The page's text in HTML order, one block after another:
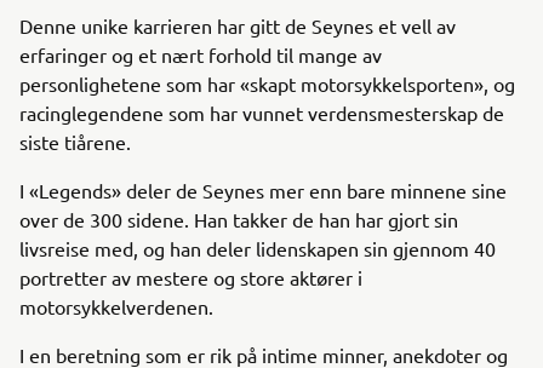
Denne unike karrieren har gitt de Seynes et vell av
erfaringer og et nært forhold til mange av
personlighetene som har «skapt motorsykkelsporten», og
racinglegendene som har vunnet verdensmesterskap de
siste tiårene.
I «Legends» deler de Seynes mer enn bare minnene sine
over de 300 sidene. Han takker de han har gjort sin
livsreise med, og han deler lidenskapen sin gjennom 40
portretter av mestere og store aktører i
motorsykkelverdenen.
I en beretning som er rik på intime minner, anekdoter og